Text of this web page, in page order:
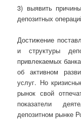
3) выявить
депозитных
Достижение
и структуры
привлекаемых
об активном
услуг. Но
рынок свой
показатели
депозитном рынке